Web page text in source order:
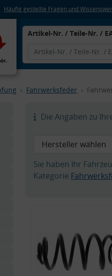
Häufig gestellte Fragen und
Artikel-Nr. / Teile-Nr. /
Fahrwerksfeder
Die Angaben zu
Sie haben Ihr
Kategorie